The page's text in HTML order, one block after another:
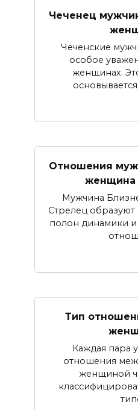
Чеченец
Чеченские
особое
женщинах.
Отношения
женщина
Мужчина
Стрелец
полон динамики
Тип
Каждая пара
отношения
женщиной